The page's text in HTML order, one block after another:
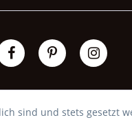
sind und stets gesetzt